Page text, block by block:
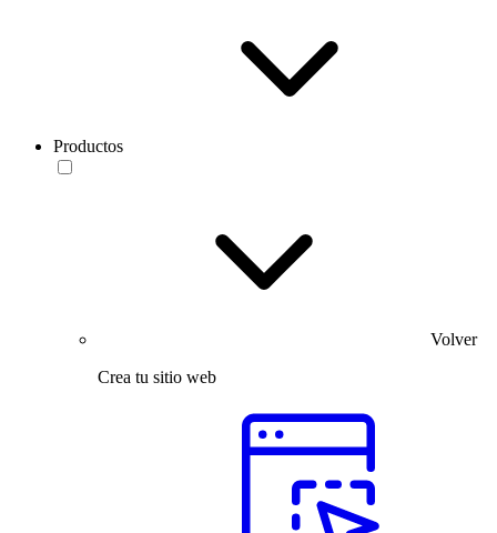
Productos
Volver
Crea tu sitio web